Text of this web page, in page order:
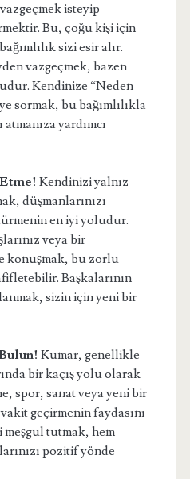
isteyip
Bu, çoğu kişi için
sizi esir alır.
vazgeçmek, bazen
Kendinize “Neden
sormak, bu bağımlılıkla
yardımcı
Kendinizi yalnız
düşmanlarınızı
en iyi yoludur.
veya bir
konuşmak, bu zorlu
Başkalarının
sizin için yeni bir
Kumar, genellikle
bir kaçış yolu olarak
spor, sanat veya yeni bir
geçirmenin faydasını
tutmak, hem
pozitif yönde